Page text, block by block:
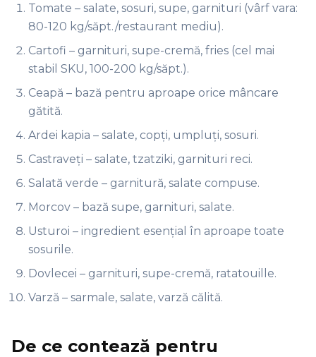
Tomate – salate, sosuri, supe, garnituri (vârf vara:
80-120 kg/săpt./restaurant mediu).
Cartofi – garnituri, supe-cremă, fries (cel mai
stabil SKU, 100-200 kg/săpt.).
Ceapă – bază pentru aproape orice mâncare
gătită.
Ardei kapia – salate, copți, umpluți, sosuri.
Castraveți – salate, tzatziki, garnituri reci.
Salată verde – garnitură, salate compuse.
Morcov – bază supe, garnituri, salate.
Usturoi – ingredient esențial în aproape toate
sosurile.
Dovlecei – garnituri, supe-cremă, ratatouille.
Varză – sarmale, salate, varză călită.
De ce contează pentru